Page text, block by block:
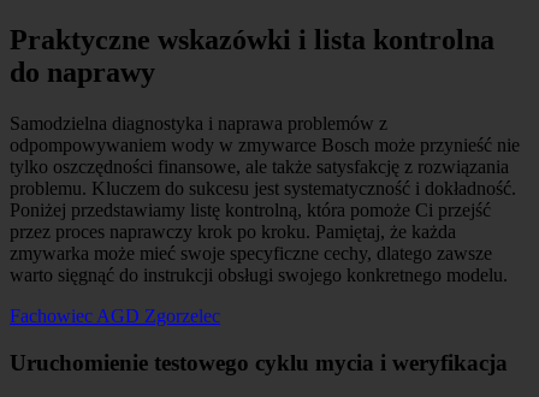
Praktyczne wskazówki i lista kontrolna
do naprawy
Samodzielna diagnostyka i naprawa problemów z
odpompowywaniem wody w zmywarce Bosch może przynieść nie
tylko oszczędności finansowe, ale także satysfakcję z rozwiązania
problemu. Kluczem do sukcesu jest systematyczność i dokładność.
Poniżej przedstawiamy listę kontrolną, która pomoże Ci przejść
przez proces naprawczy krok po kroku. Pamiętaj, że każda
zmywarka może mieć swoje specyficzne cechy, dlatego zawsze
warto sięgnąć do instrukcji obsługi swojego konkretnego modelu.
Fachowiec AGD Zgorzelec
Uruchomienie testowego cyklu mycia i weryfikacja